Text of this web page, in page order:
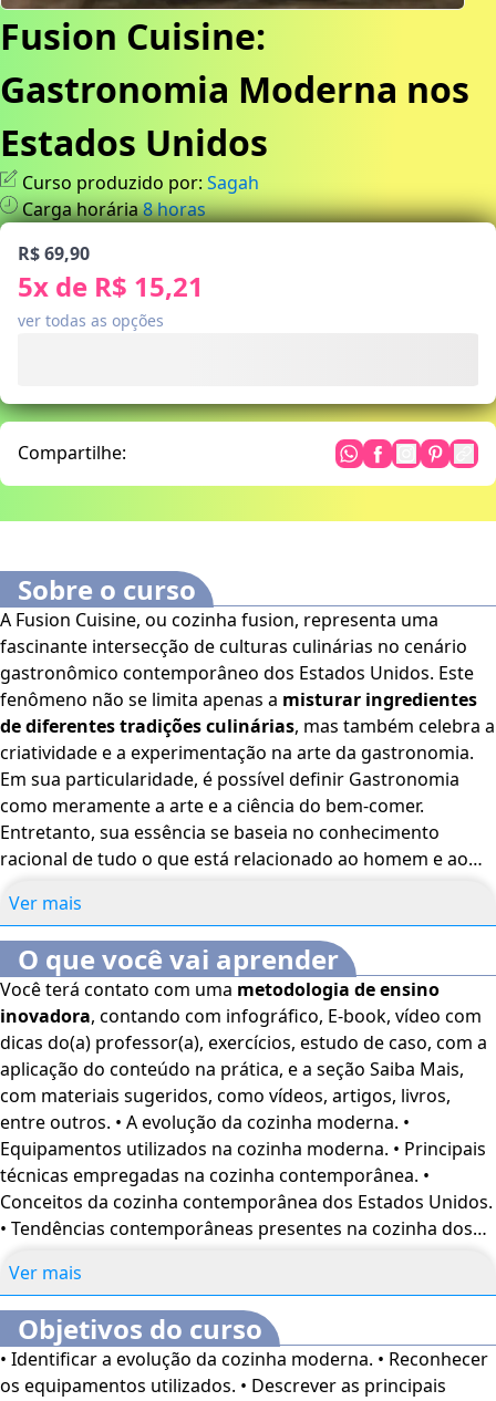
Fusion Cuisine:
Gastronomia Moderna nos
Estados Unidos
Curso produzido por: Sagah
Carga horária8horas
R$ 69,90
5x de R$ 15,21
ver todas as opções
Compartilhe:
Sobre o curso
A Fusion Cuisine, ou cozinha fusion, representa uma
fascinante intersecção de culturas culinárias no cenário
gastronômico contemporâneo dos Estados Unidos. Este
fenômeno não se limita apenas a misturar ingredientes
de diferentes tradições culinárias, mas também celebra a
criatividade e a experimentação na arte da gastronomia.
Em sua particularidade, é possível definir Gastronomia
como meramente a arte e a ciência do bem-comer.
Entretanto, sua essência se baseia no conhecimento
racional de tudo o que está relacionado ao homem e ao
Moderna nos Estados Unidos tem como objetivo mostrar
osprincípios da Gastronomia Moderna e a Culinária
Americana , seus equipamentos e suas técnicas e a
Cozinha de Fusão. Este curso é voltado para estudantes e
profissionais das áreas de Gastronomia. Além do Público
em geral interessado pelo tema.Este curso dispõe dos
seguintes recursos de acessibilidade: cores em alto
contraste, aumento de fonte e tradução automática
mediante a Língua Brasileira de Sinais (Libras). Para
ativar esses recursos, acesse "minha conta" do lado
direito da tela na parte superior e habilite de acordo
com sua necessidade.O conteúdo do curso ficará
disponível por até 120 dias após a compra.
Ver mais
O que você vai aprender
Você terá contato com uma metodologia de ensino
inovadora, contando com infográfico, E-book, vídeo com
dicas do(a) professor(a), exercícios, estudo de caso, com a
aplicação do conteúdo na prática, e a seção Saiba Mais,
com materiais sugeridos, como vídeos, artigos, livros,
entre outros. • A evolução da cozinha moderna. •
Equipamentos utilizados na cozinha moderna. • Principais
técnicas empregadas na cozinha contemporânea. •
Conceitos da cozinha contemporânea dos Estados Unidos.
• Tendências contemporâneas presentes na cozinha dos
contemporânea dos Estados Unidos.
Ver mais
Objetivos do curso
• Identificar a evolução da cozinha moderna. • Reconhecer
os equipamentos utilizados. • Descrever as principais